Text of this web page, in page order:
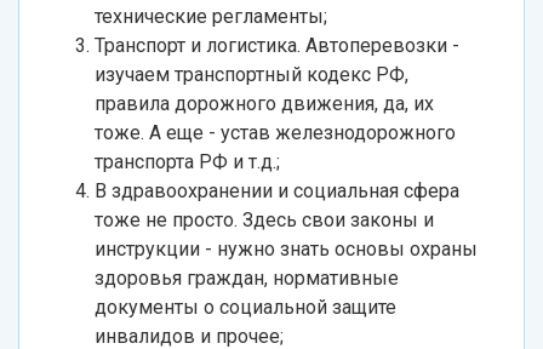
технические регламенты;
Транспорт и логистика. Автоперевозки -
изучаем транспортный кодекс РФ,
правила дорожного движения, да, их
тоже. А еще - устав железнодорожного
транспорта РФ и т.д.;
В здравоохранении и социальная сфера
тоже не просто. Здесь свои законы и
инструкции - нужно знать основы охраны
здоровья граждан, нормативные
документы о социальной защите
инвалидов и прочее;